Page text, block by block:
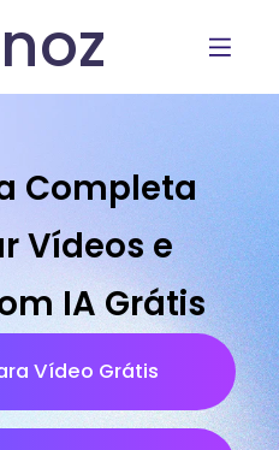
Completa
Vídeos e
IA Grátis
Vídeo Grátis